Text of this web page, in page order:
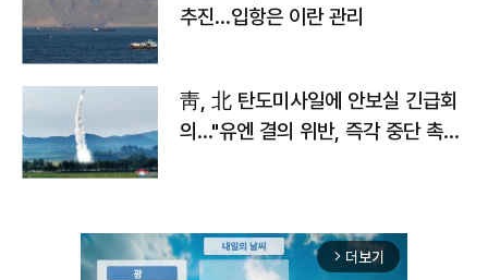
추진…입항은 이란 관리
靑, 北 탄도미사일에 안보실 긴급회
의…"유엔 결의 위반, 즉각 중단 촉
arrow_forward_ios 더보기